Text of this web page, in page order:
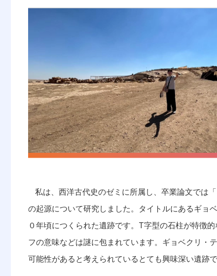
私は、西洋古代史のゼミに所属し、卒業論文では
の起源について研究しました。タイトルにあるギョ
０年頃につくられた遺跡です。 T字型の石柱が特徴
フの意味などは謎に包まれています。ギョベクリ・
可能性があると考えられているとても興味深い遺跡で